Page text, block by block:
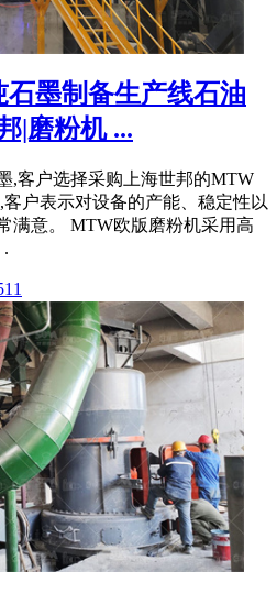
石墨制备生产线石油
|磨粉机 ...
,客户选择采购上海世邦的MTW
户表示对设备的产能、稳定性以
满意。 MTW欧版磨粉机采用高
.